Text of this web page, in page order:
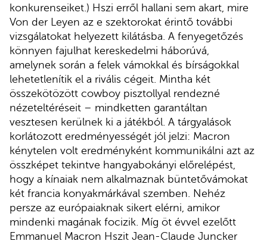
konkurenseiket.) Hszi erről hallani sem akart, mire
Von der Leyen az e szektorokat érintő további
vizsgálatokat helyezett kilátásba. A fenyegetőzés
könnyen fajulhat kereskedelmi háborúvá,
amelynek során a felek vámokkal és bírságokkal
lehetetlenítik el a rivális cégeit. Mintha két
összekötözött cowboy pisztollyal rendezné
nézeteltéréseit – mindketten garantáltan
vesztesen kerülnek ki a játékból. A tárgyalások
korlátozott eredményességét jól jelzi: Macron
kénytelen volt eredményként kommunikálni azt az
összképet tekintve hangyabokányi előrelépést,
hogy a kínaiak nem alkalmaznak büntetővámokat
két francia konyakmárkával szemben. Nehéz
persze az európaiaknak sikert elérni, amikor
mindenki magának focizik. Míg öt évvel ezelőtt
Emmanuel Macron Hszit Jean-Claude Juncker